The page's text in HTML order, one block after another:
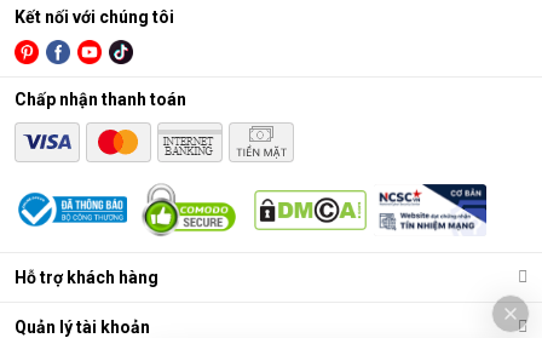
Hỗ trợ khách hàng
Quản lý tài khoản
Kết nối với chúng tôi
Chấp nhận thanh toán